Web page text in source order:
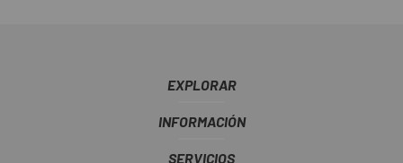
EXPLORAR
INFORMACIÓN
SERVICIOS